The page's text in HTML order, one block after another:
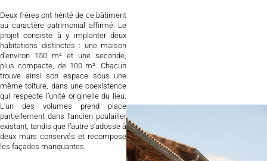
Deux frères ont hérité de ce bâtiment
au caractère patrimonial affirmé. Le
projet consiste à y implanter deux
habitations distinctes : une maison
d’environ 150 m² et une seconde,
plus compacte, de 100 m². Chacun
trouve ainsi son espace sous une
même toiture, dans une coexistence
qui respecte l’unité originelle du lieu.
L’un des volumes prend place
partiellement dans l’ancien poulailler
existant, tandis que l’autre s’adosse à
deux murs conservés et recompose
les façades manquantes.